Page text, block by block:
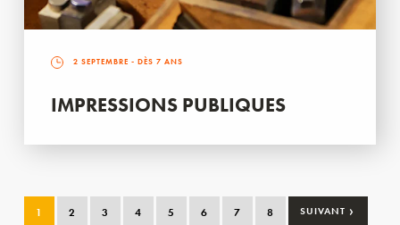
2 SEPTEMBRE - DÈS 7 ANS
IMPRESSIONS PUBLIQUES
1 2 3 4 5 6 7 8 SUIVANT ›